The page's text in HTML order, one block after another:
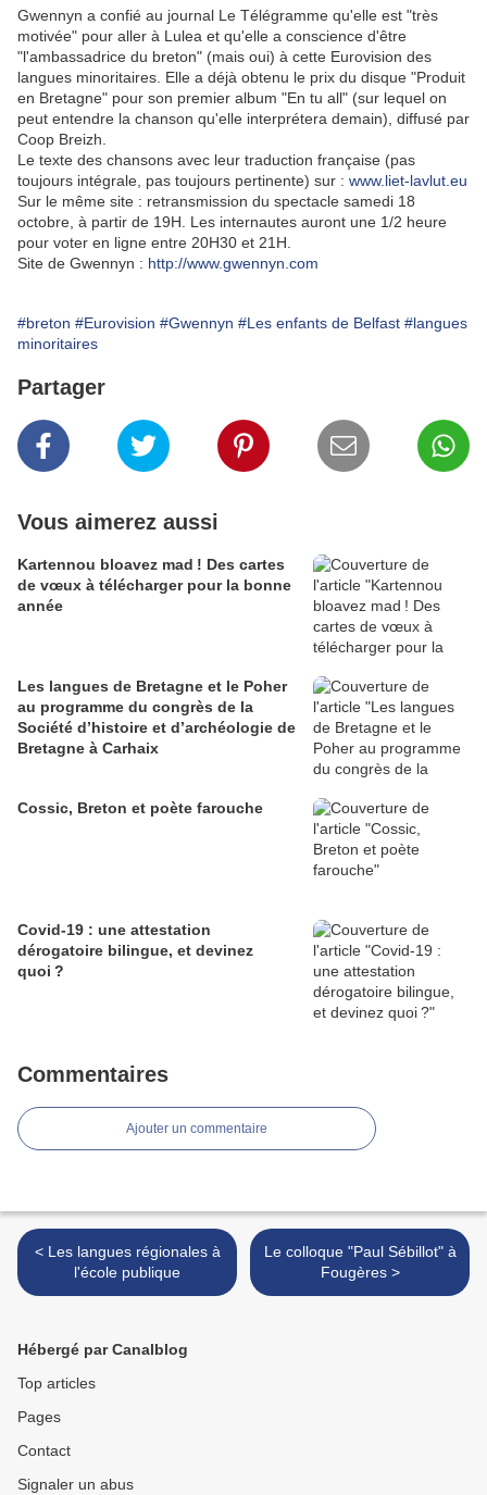
Gwennyn a confié au journal Le Télégramme qu'elle est "très
motivée" pour aller à Lulea et qu'elle a conscience d'être
"l'ambassadrice du breton" (mais oui) à cette Eurovision des
langues minoritaires. Elle a déjà obtenu le prix du disque "Produit
en Bretagne" pour son premier album "En tu all" (sur lequel on
peut entendre la chanson qu'elle interprétera demain), diffusé par
Coop Breizh.
Le texte des chansons avec leur traduction française (pas
toujours intégrale, pas toujours pertinente) sur : www.liet-lavlut.eu
Sur le même site : retransmission du spectacle samedi 18
octobre, à partir de 19H. Les internautes auront une 1/2 heure
pour voter en ligne entre 20H30 et 21H.
Site de Gwennyn : http://www.gwennyn.com
#breton #Eurovision #Gwennyn #Les enfants de Belfast #langues
minoritaires
Partager
Vous aimerez aussi
Kartennou bloavez mad ! Des cartes
de vœux à télécharger pour la bonne
année
Les langues de Bretagne et le Poher
au programme du congrès de la
Société d’histoire et d’archéologie de
Bretagne à Carhaix
Cossic, Breton et poète farouche
Covid-19 : une attestation
dérogatoire bilingue, et devinez
quoi ?
Commentaires
Ajouter un commentaire
< Les langues régionales à
l'école publique
Le colloque "Paul Sébillot" à
Fougères >
Hébergé par Canalblog
Top articles
Pages
Contact
Signaler un abus